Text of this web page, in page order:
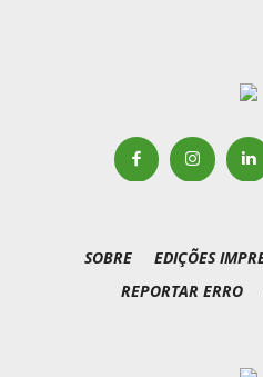
SOBRE EDIÇÕES
REPORTAR ERRO